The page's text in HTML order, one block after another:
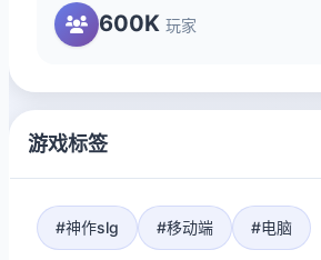
600K 玩家
游戏标签
#神作slg #移动端 #电脑